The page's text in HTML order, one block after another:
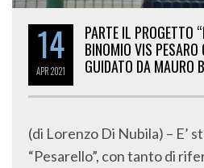
14
APR2021
PARTE IL PROGETTO
BINOMIO VIS
GUIDATO DA MAURO
(di Lorenzo Di Nubila) – E’
“Pesarello”, con tanto di